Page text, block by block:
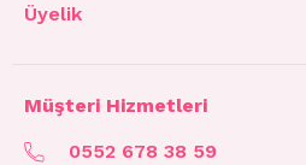
Üyelik
Müşteri Hizmetleri
0552 678 38 59